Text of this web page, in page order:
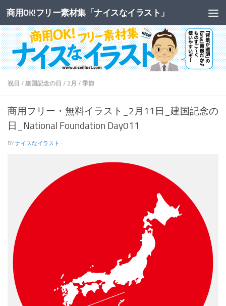
コンテンツへスキップ
商用OK!フリー素材集「ナイスなイラスト」
祝日 / 建国記念の日 / 2月 / 季節
商用フリー・無料イラスト_2月11日_建国記念の
日_National Foundation Day011
BYナイスなイラスト ·